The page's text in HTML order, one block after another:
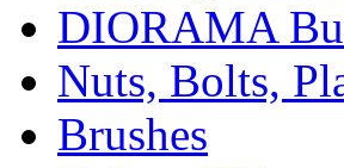
DIORAMA
Nuts, Bolts,
Brushes